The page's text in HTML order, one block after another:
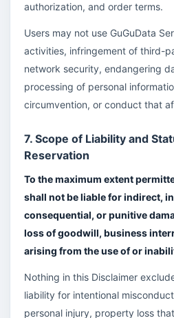
authorization, and order terms.
Users may not use GuGuData
activities, infringement of third-
network security, endangering
processing of personal
circumvention, or conduct that
7. Scope of Liability and
Reservation
To the maximum extent
shall not be liable for indirect,
consequential, or punitive
loss of goodwill, business
arising from the use of or
Nothing in this Disclaimer
liability for intentional
personal injury, property loss